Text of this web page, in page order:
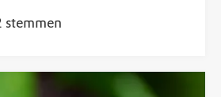
stemmen